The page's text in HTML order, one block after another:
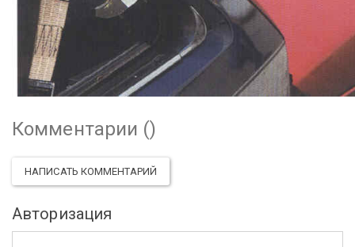
Комментарии ()
НАПИСАТЬ КОММЕНТАРИЙ
Авторизация